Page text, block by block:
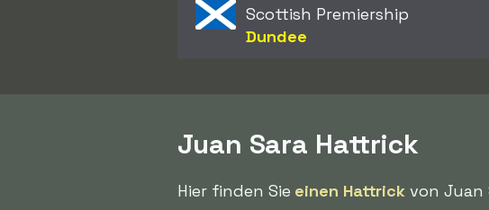
Scottish Premiership
Dundee
Juan Sara Hattrick
Hier finden Sie einen Hattrick von Juan